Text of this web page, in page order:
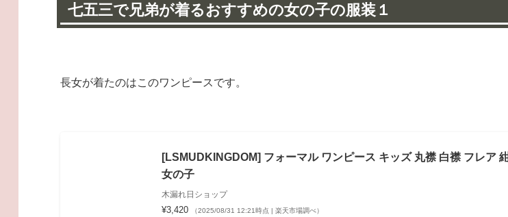
七五三で兄弟が着るおすすめの女の子の服装１
長女が着たのはこのワンピースです。
[LSMUDKINGDOM] フォーマル ワンピース キッズ 丸襟 白襟 フレア
女の子
木漏れ日ショップ
¥3,420 （2025/08/31 12:21時点 | 楽天市場調べ）